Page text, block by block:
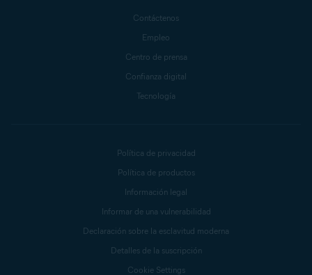
Contáctenos
Empleo
Centro de prensa
Confianza digital
Tecnología
Política de privacidad
Política de productos
Información legal
Informar de una vulnerabilidad
Declaración sobre la esclavitud moderna
Detalles de la suscripción
Cookie Settings